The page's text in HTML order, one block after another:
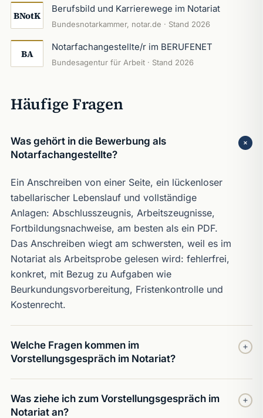
BNotK
Berufsbild und Karrierewege im Notariat
Bundesnotarkammer, notar.de · Stand 2026
BA
Notarfachangestellte/r im BERUFENET
Bundesagentur für Arbeit · Stand 2026
Häufige Fragen
Was gehört in die Bewerbung als
Notarfachangestellte?
Ein Anschreiben von einer Seite, ein lückenloser
tabellarischer Lebenslauf und vollständige
Anlagen: Abschlusszeugnis, Arbeitszeugnisse,
Fortbildungsnachweise, am besten als ein PDF.
Das Anschreiben wiegt am schwersten, weil es im
Notariat als Arbeitsprobe gelesen wird: fehlerfrei,
konkret, mit Bezug zu Aufgaben wie
Beurkundungsvorbereitung, Fristenkontrolle und
Kostenrecht.
Welche Fragen kommen im
Vorstellungsgespräch im Notariat?
gehen Sie mit Fehlern und Fristen um? Wie halten
Was ziehe ich zum Vorstellungsgespräch im
Notariat an?